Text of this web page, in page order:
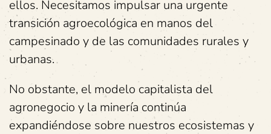
ellos. Necesitamos impulsar una urgente
transición agroecológica en manos del
campesinado y de las comunidades rurales y
urbanas.
No obstante, el modelo capitalista del
agronegocio y la minería continúa
expandiéndose sobre nuestros ecosistemas y